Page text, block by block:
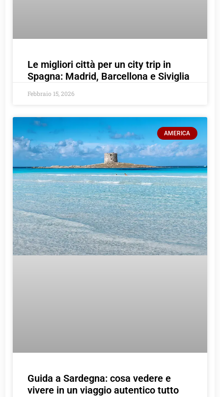
Le migliori città per un city trip in
Spagna: Madrid, Barcellona e Siviglia
Febbraio 15, 2026
AMERICA
Guida a Sardegna: cosa vedere e
vivere in un viaggio autentico tutto